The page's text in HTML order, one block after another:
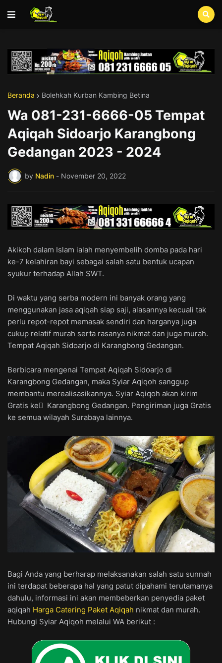
Beranda Bolehkah Kurban Kambing Betina
Wa 081-231-6666-05 Tempat
Aqiqah Sidoarjo Karangbong
Gedangan 2023 - 2024
by Nadin - November 20, 2022
Akikoh dalam Islam ialah menyembelih domba pada hari
ke-7 kelahiran bayi sebagai salah satu bentuk ucapan
syukur terhadap Allah SWT.
Di waktu yang serba modern ini banyak orang yang
menggunakan jasa aqiqah siap saji, alasannya kecuali tak
perlu repot-repot memasak sendiri dan harganya juga
cukup relatif murah serta rasanya nikmat dan juga murah.
Tempat Aqiqah Sidoarjo di Karangbong Gedangan.
Berbicara mengenai Tempat Aqiqah Sidoarjo di
Karangbong Gedangan, maka Syiar Aqiqoh sanggup
membantu merealisasikannya. Syiar Aqiqoh akan kirim
Gratis ke ِ Karangbong Gedangan. Pengiriman juga Gratis
ke semua wilayah Surabaya lainnya.
Bagi Anda yang berharap melaksanakan salah satu sunnah
ini terdapat beberapa hal yang patut dipahami terutamanya
dahulu, informasi ini akan membeberkan penyedia paket
aqiqah Harga Catering Paket Aqiqah nikmat dan murah.
Hubungi Syiar Aqiqoh melalui WA berikut :